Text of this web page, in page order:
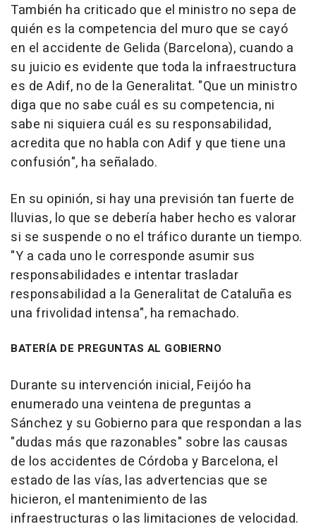
También ha criticado que el ministro no sepa de
quién es la competencia del muro que se cayó
en el accidente de Gelida (Barcelona), cuando a
su juicio es evidente que toda la infraestructura
es de Adif, no de la Generalitat. "Que un ministro
diga que no sabe cuál es su competencia, ni
sabe ni siquiera cuál es su responsabilidad,
acredita que no habla con Adif y que tiene una
confusión", ha señalado.
En su opinión, si hay una previsión tan fuerte de
lluvias, lo que se debería haber hecho es valorar
si se suspende o no el tráfico durante un tiempo.
"Y a cada uno le corresponde asumir sus
responsabilidades e intentar trasladar
responsabilidad a la Generalitat de Cataluña es
una frivolidad intensa", ha remachado.
BATERÍA DE PREGUNTAS AL GOBIERNO
Durante su intervención inicial, Feijóo ha
enumerado una veintena de preguntas a
Sánchez y su Gobierno para que respondan a las
"dudas más que razonables" sobre las causas
de los accidentes de Córdoba y Barcelona, el
estado de las vías, las advertencias que se
hicieron, el mantenimiento de las
infraestructuras o las limitaciones de velocidad.